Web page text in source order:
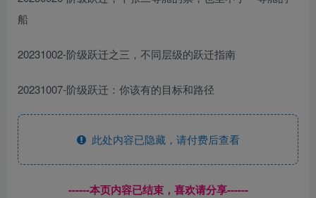
船
20231002-阶级跃迁之三，不同层级的跃迁指南
20231007-阶级跃迁：你该有的目标和路径
此处内容已隐藏，请付费后查看
------本页内容已结束，喜欢请分享------